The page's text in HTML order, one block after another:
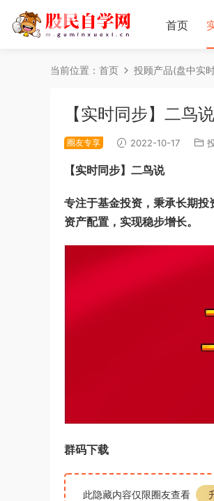
首页
当前位置： 首页 投顾产品(盘中实
【实时同步】二鸟说
圈友专享 2022-10-17
【实时同步】二鸟说
专注于基金投资，秉承长期
资产配置，实现稳步增长。
群码下载
此隐藏内容仅限圈友查看